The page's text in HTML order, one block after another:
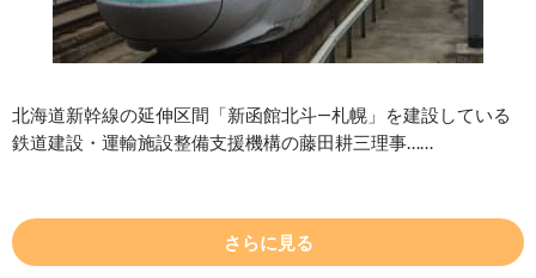
北海道新幹線の延伸区間「新函館北斗―札幌」を建設している
鉄道建設・運輸施設整備支援機構の藤田耕三理事……
さらに見る